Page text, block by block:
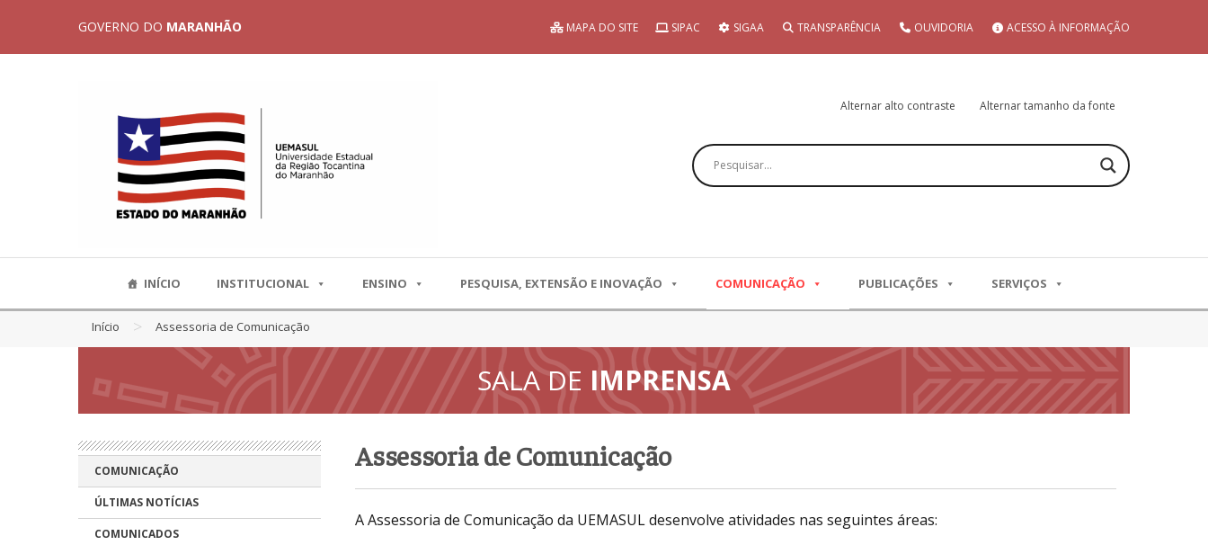
GOVERNO DO MARANHÃO MAPA DO SITE SIPAC SIGAA TRANSPARÊNCIA OUVIDORIA ACESSO À INFORMAÇÃO
Alternar alto contraste Alternar tamanho da fonte
Pesquisar
INÍCIO INSTITUCIONAL ENSINO PESQUISA, EXTENSÃO E INOVAÇÃO COMUNICAÇÃO PUBLICAÇÕES SERVIÇOS
Início > Assessoria de Comunicação
SALA DE IMPRENSA
COMUNICAÇÃO
ÚLTIMAS NOTÍCIAS
COMUNICADOS
Assessoria de Comunicação
A Assessoria de Comunicação da UEMASUL desenvolve atividades nas seguintes áreas: